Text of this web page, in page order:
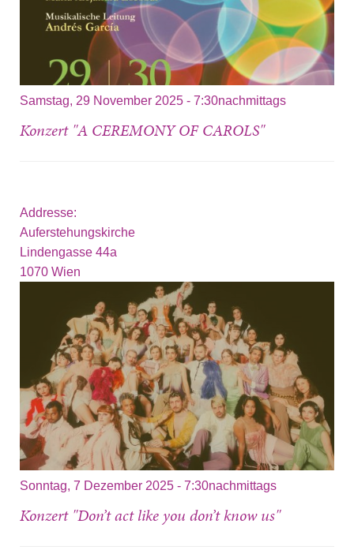
Samstag, 29 November 2025 - 7:30nachmittags
Konzert "A CEREMONY OF CAROLS"
Addresse:
Auferstehungskirche
Lindengasse 44a
1070 Wien
Sonntag, 7 Dezember 2025 - 7:30nachmittags
Konzert "Don’t act like you don’t know us"